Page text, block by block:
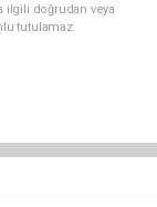
ilgili doğrudan veya
tutulamaz.